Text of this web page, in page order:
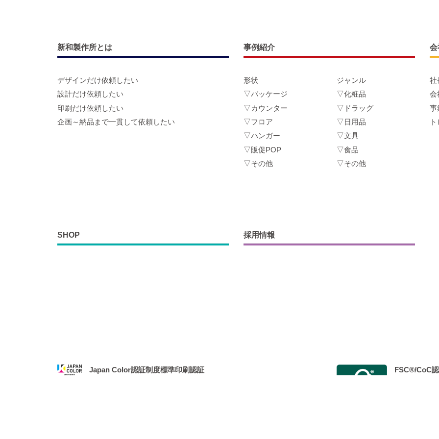
新和製作所とは
デザインだけ依頼したい
設計だけ依頼したい
印刷だけ依頼したい
企画～納品まで一貫して依頼したい
事例紹介
形状
▽パッケージ
▽カウンター
▽フロア
▽ハンガー
▽販促POP
▽その他
ジャンル
▽化粧品
▽ドラッグ
▽日用品
▽文具
▽食品
▽その他
会
社
会
事
SHOP 採用情報
Japan Color認証制度標準印刷認証
FSC®/CoC認